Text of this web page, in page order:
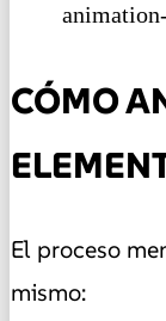
CÓMO
El proceso
mismo: